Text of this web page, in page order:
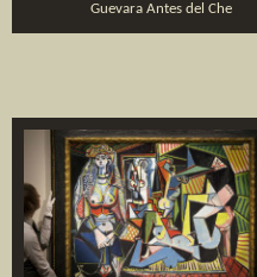
Guevara Antes del Che